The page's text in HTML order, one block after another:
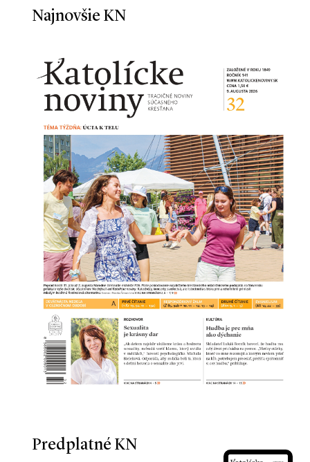
Najnovšie KN
Predplatné KN